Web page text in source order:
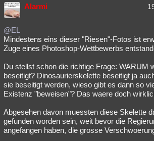
Alarmi
@EL
Mindestens eins dieser "Riesen"-Fotos ist
Zuge eines Photoshop-Wettbewerbs
Du stellst schon die richtige Frage: WARUM
beseitigt? Dinosaurierskelette beseitigt ja
sie beseitigt werden, wieso gibt es dann so
Existenz "beweisen"? Das waere doch
Abgesehen davon muessten diese Skelette
gefunden worden sein, weit bevor die
angefangen haben, die grosse